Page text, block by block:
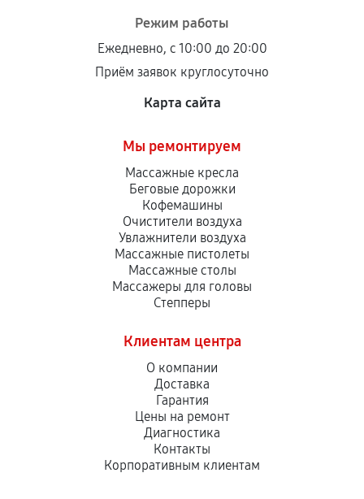
Режим работы
Ежедневно, с 10:00 до 20:00
Приём заявок круглосуточно
Карта сайта
Мы ремонтируем
Массажные кресла
Беговые дорожки
Кофемашины
Очистители воздуха
Увлажнители воздуха
Массажные пистолеты
Массажные столы
Массажеры для головы
Степперы
Клиентам центра
О компании
Доставка
Гарантия
Цены на ремонт
Диагностика
Контакты
Корпоративным клиентам